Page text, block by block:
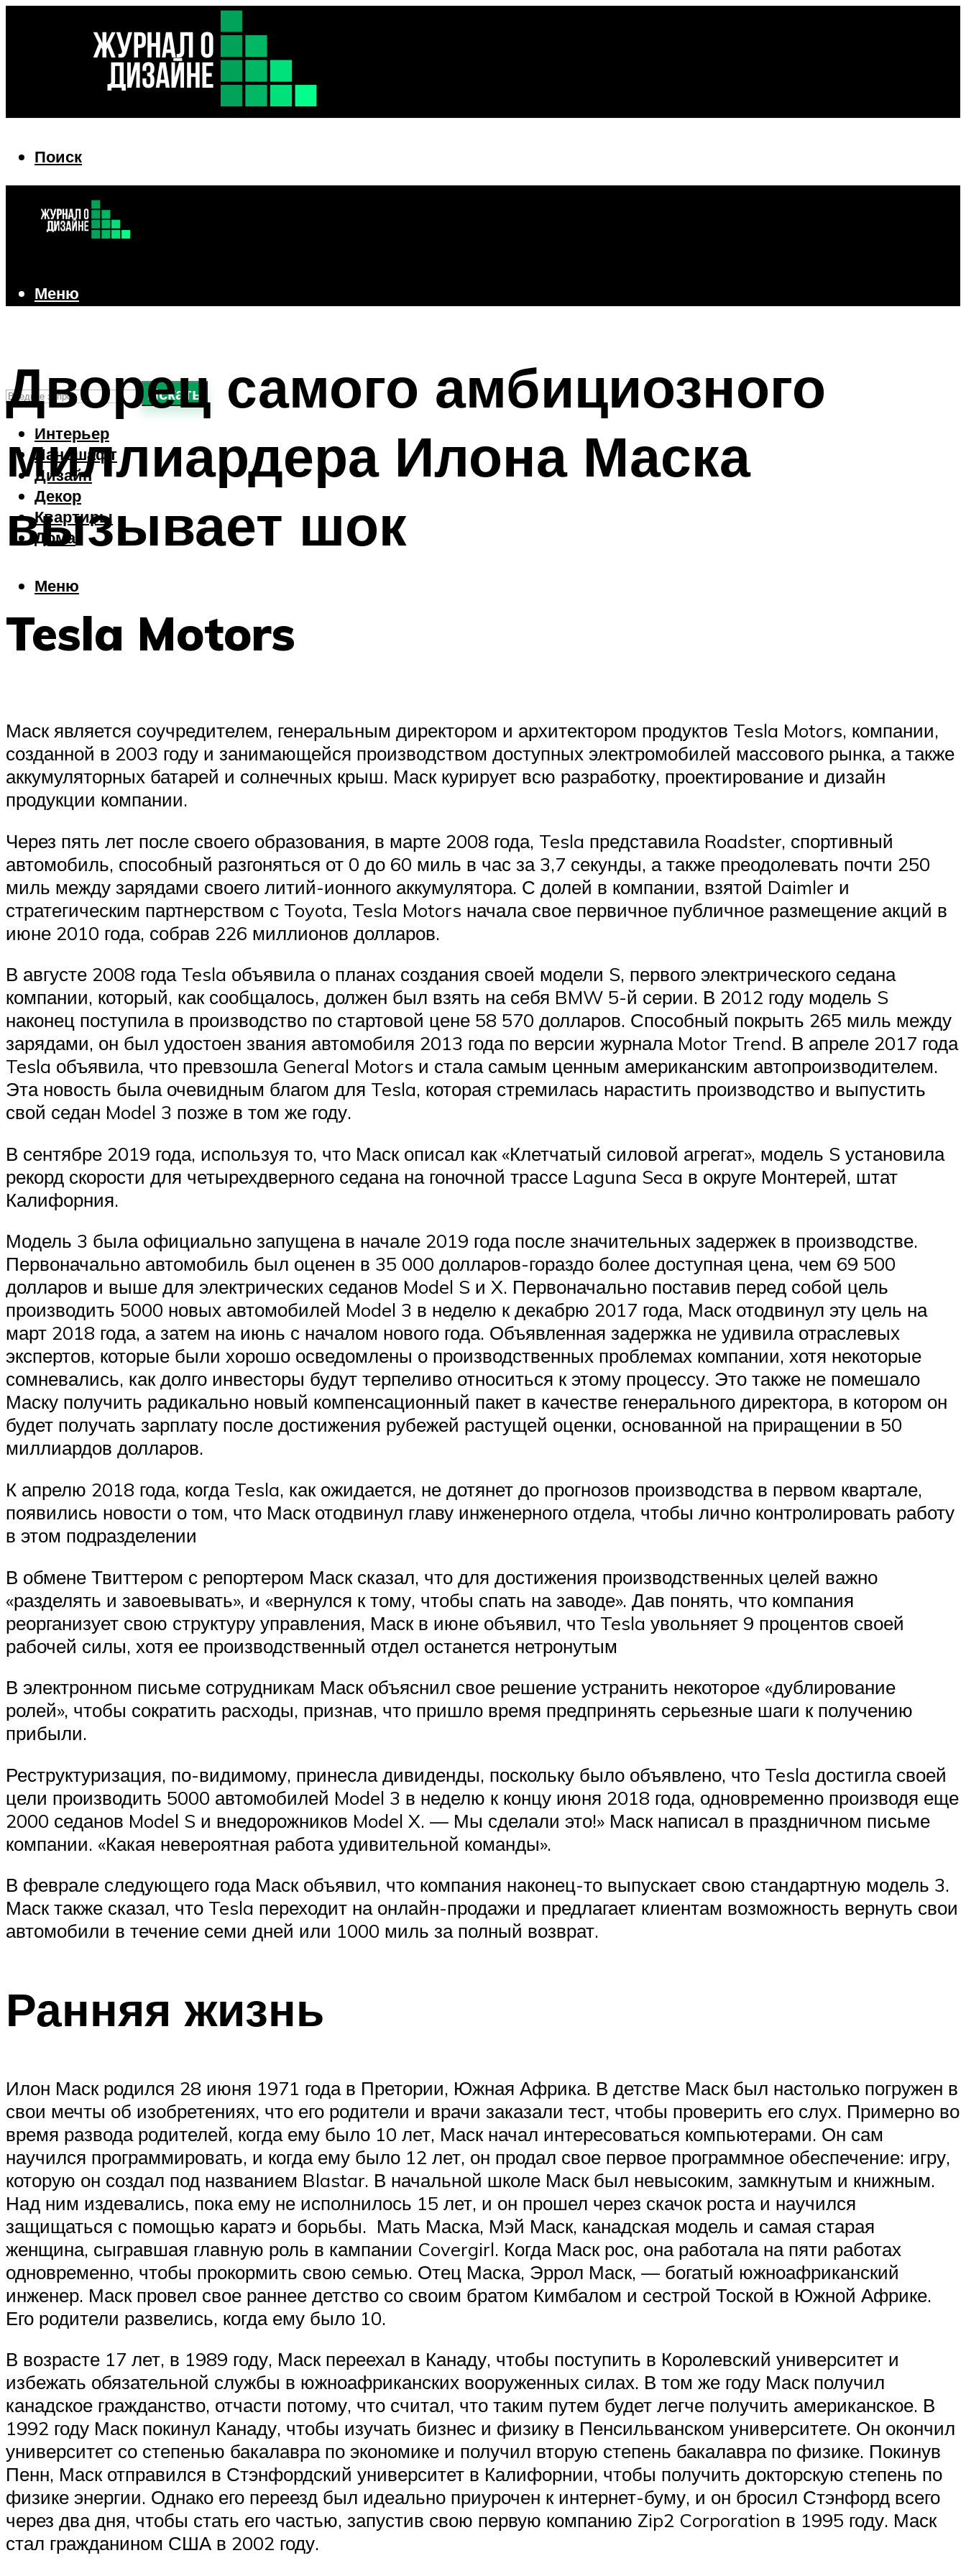
Поиск
Поиск
Искать
Интерьер
Ландшафт
Дизайн
Декор
Квартиры
Дома
Меню
Меню
Дворец самого амбициозного
миллиардера Илона Маска
вызывает шок
Tesla Motors
Маск является соучредителем, генеральным директором и архитектором продуктов Tesla Motors, компании,
созданной в 2003 году и занимающейся производством доступных электромобилей массового рынка, а также
аккумуляторных батарей и солнечных крыш. Маск курирует всю разработку, проектирование и дизайн
продукции компании.
Через пять лет после своего образования, в марте 2008 года, Tesla представила Roadster, спортивный
автомобиль, способный разгоняться от 0 до 60 миль в час за 3,7 секунды, а также преодолевать почти 250
миль между зарядами своего литий-ионного аккумулятора. С долей в компании, взятой Daimler и
стратегическим партнерством с Toyota, Tesla Motors начала свое первичное публичное размещение акций в
июне 2010 года, собрав 226 миллионов долларов.
В августе 2008 года Tesla объявила о планах создания своей модели S, первого электрического седана
компании, который, как сообщалось, должен был взять на себя BMW 5-й серии. В 2012 году модель S
наконец поступила в производство по стартовой цене 58 570 долларов. Способный покрыть 265 миль между
зарядами, он был удостоен звания автомобиля 2013 года по версии журнала Motor Trend. В апреле 2017 года
Tesla объявила, что превзошла General Motors и стала самым ценным американским автопроизводителем.
Эта новость была очевидным благом для Tesla, которая стремилась нарастить производство и выпустить
свой седан Model 3 позже в том же году.
В сентябре 2019 года, используя то, что Маск описал как «Клетчатый силовой агрегат», модель S установила
рекорд скорости для четырехдверного седана на гоночной трассе Laguna Seca в округе Монтерей, штат
Калифорния.
Модель 3 была официально запущена в начале 2019 года после значительных задержек в производстве.
Первоначально автомобиль был оценен в 35 000 долларов-гораздо более доступная цена, чем 69 500
долларов и выше для электрических седанов Model S и X. Первоначально поставив перед собой цель
производить 5000 новых автомобилей Model 3 в неделю к декабрю 2017 года, Маск отодвинул эту цель на
март 2018 года, а затем на июнь с началом нового года. Объявленная задержка не удивила отраслевых
экспертов, которые были хорошо осведомлены о производственных проблемах компании, хотя некоторые
сомневались, как долго инвесторы будут терпеливо относиться к этому процессу. Это также не помешало
Маску получить радикально новый компенсационный пакет в качестве генерального директора, в котором он
будет получать зарплату после достижения рубежей растущей оценки, основанной на приращении в 50
миллиардов долларов.
К апрелю 2018 года, когда Tesla, как ожидается, не дотянет до прогнозов производства в первом квартале,
появились новости о том, что Маск отодвинул главу инженерного отдела, чтобы лично контролировать работу
в этом подразделении
В обмене Твиттером с репортером Маск сказал, что для достижения производственных целей важно
«разделять и завоевывать», и «вернулся к тому, чтобы спать на заводе». Дав понять, что компания
реорганизует свою структуру управления, Маск в июне объявил, что Tesla увольняет 9 процентов своей
рабочей силы, хотя ее производственный отдел останется нетронутым
В электронном письме сотрудникам Маск объяснил свое решение устранить некоторое «дублирование
ролей», чтобы сократить расходы, признав, что пришло время предпринять серьезные шаги к получению
прибыли.
Реструктуризация, по-видимому, принесла дивиденды, поскольку было объявлено, что Tesla достигла своей
цели производить 5000 автомобилей Model 3 в неделю к концу июня 2018 года, одновременно производя еще
2000 седанов Model S и внедорожников Model X. — Мы сделали это!» Маск написал в праздничном письме
компании. «Какая невероятная работа удивительной команды».
В феврале следующего года Маск объявил, что компания наконец-то выпускает свою стандартную модель 3.
Маск также сказал, что Tesla переходит на онлайн-продажи и предлагает клиентам возможность вернуть свои
автомобили в течение семи дней или 1000 миль за полный возврат.
Ранняя жизнь
Илон Маск родился 28 июня 1971 года в Претории, Южная Африка. В детстве Маск был настолько погружен в
свои мечты об изобретениях, что его родители и врачи заказали тест, чтобы проверить его слух. Примерно во
время развода родителей, когда ему было 10 лет, Маск начал интересоваться компьютерами. Он сам
научился программировать, и когда ему было 12 лет, он продал свое первое программное обеспечение: игру,
которую он создал под названием Blastar. В начальной школе Маск был невысоким, замкнутым и книжным.
Над ним издевались, пока ему не исполнилось 15 лет, и он прошел через скачок роста и научился
защищаться с помощью каратэ и борьбы. Мать Маска, Мэй Маск, канадская модель и самая старая
женщина, сыгравшая главную роль в кампании Covergirl. Когда Маск рос, она работала на пяти работах
одновременно, чтобы прокормить свою семью. Отец Маска, Эррол Маск, — богатый южноафриканский
инженер. Маск провел свое раннее детство со своим братом Кимбалом и сестрой Тоской в Южной Африке.
Его родители развелись, когда ему было 10.
В возрасте 17 лет, в 1989 году, Маск переехал в Канаду, чтобы поступить в Королевский университет и
избежать обязательной службы в южноафриканских вооруженных силах. В том же году Маск получил
канадское гражданство, отчасти потому, что считал, что таким путем будет легче получить американское. В
1992 году Маск покинул Канаду, чтобы изучать бизнес и физику в Пенсильванском университете. Он окончил
университет со степенью бакалавра по экономике и получил вторую степень бакалавра по физике. Покинув
Пенн, Маск отправился в Стэнфордский университет в Калифорнии, чтобы получить докторскую степень по
физике энергии. Однако его переезд был идеально приурочен к интернет-буму, и он бросил Стэнфорд всего
через два дня, чтобы стать его частью, запустив свою первую компанию Zip2 Corporation в 1995 году. Маск
стал гражданином США в 2002 году.